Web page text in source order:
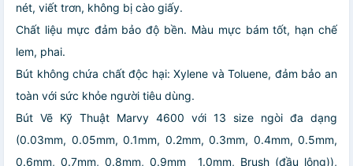
nét, viết trơn, không bị cào giấy.
Chất liệu mực đảm bảo độ bền. Màu mực bám tốt, hạn chế
lem, phai.
Bút không chứa chất độc hại: Xylene và Toluene, đảm bảo an
toàn với sức khỏe người tiêu dùng.
Bút Vẽ Kỹ Thuật Marvy 4600 với 13 size ngòi đa dạng
(0.03mm, 0.05mm, 0.1mm, 0.2mm, 0.3mm, 0.4mm, 0.5mm,
0.6mm, 0.7mm, 0.8mm, 0.9mm 1.0mm, Brush (đầu lông)),